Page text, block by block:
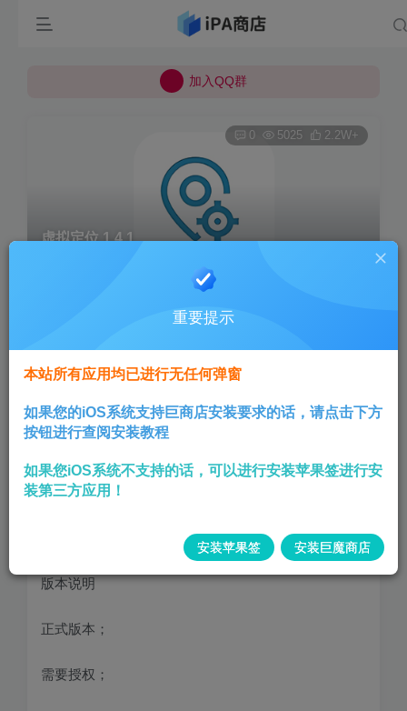
所有上传的应用 均已通过 严格的安全检测
加入QQ群
虚拟定位 1.4.1
0 5025 2.2W+
模拟位置，虚拟定位，任我行；
iPhone：iOS 14.0+
版本说明
正式版本；
需要授权；
重要提示
本站所有应用均已进行无任何弹窗
如果您的iOS系统支持巨商店安装要求的话，请点击下方
按钮进行查阅安装教程
如果您iOS系统不支持的话，可以进行安装苹果签进行安
装第三方应用！
安装苹果签 安装巨魔商店